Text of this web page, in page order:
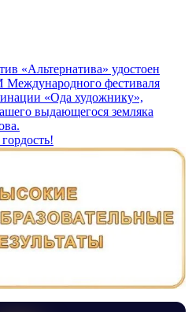
«Альтернатива» удостоен
фестиваля
«Ода художнику»,
выдающегося земляка